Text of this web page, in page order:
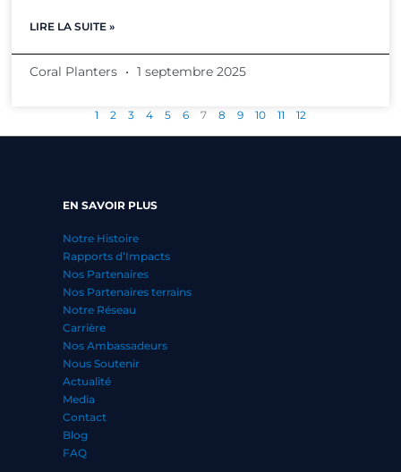
LIRE LA SUITE »
Coral Planters 1 septembre 2025
1 2 3 4 5 6 7 8 9 10 11 12
EN SAVOIR PLUS
Notre Histoire
Rapports d’Impacts
Nos Partenaires
Nos Partenaires terrains
Notre Réseau
Carrière
Nos Ambassadeurs
Nous Soutenir
Actualité
Media
Contact
Blog
FAQ